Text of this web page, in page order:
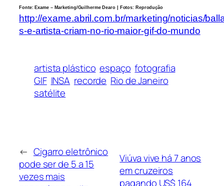
Fonte: Exame – Marketing/Guilherme Dearo | Fotos: Reprodução
http://exame.abril.com.br/marketing/noticias/
s-e-artista-criam-no-rio-maior-gif-do-mundo
artista plástico espaço fotografia
GIF INSA recorde Rio de Janeiro
satélite
← Cigarro eletrônico
pode ser de 5 a 15
vezes mais
Viúva vive há 7 anos
em cruzeiros
pagando US$ 164